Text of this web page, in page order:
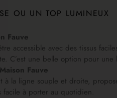
OU UN TOP LUMINEUX
Fauve
accessible avec des tissus
C’est une belle option pour
Fauve
à la ligne souple et droite,
facile à porter au quotidien.